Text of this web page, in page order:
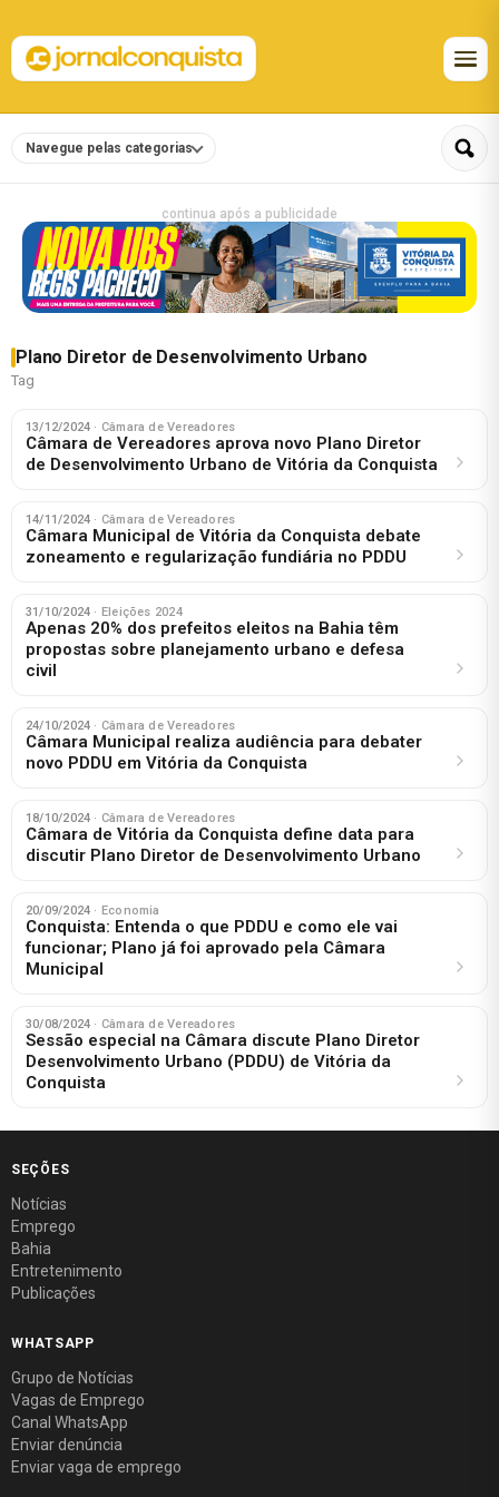
Navegue pelas categorias
continua após a publicidade
Plano Diretor de Desenvolvimento Urbano
Tag
13/12/2024 · Câmara de Vereadores
Câmara de Vereadores aprova novo Plano Diretor
de Desenvolvimento Urbano de Vitória da Conquista
14/11/2024 · Câmara de Vereadores
Câmara Municipal de Vitória da Conquista debate
zoneamento e regularização fundiária no PDDU
31/10/2024 · Eleições 2024
Apenas 20% dos prefeitos eleitos na Bahia têm
propostas sobre planejamento urbano e defesa
civil
24/10/2024 · Câmara de Vereadores
Câmara Municipal realiza audiência para debater
novo PDDU em Vitória da Conquista
18/10/2024 · Câmara de Vereadores
Câmara de Vitória da Conquista define data para
discutir Plano Diretor de Desenvolvimento Urbano
20/09/2024 · Economia
Conquista: Entenda o que PDDU e como ele vai
funcionar; Plano já foi aprovado pela Câmara
Municipal
30/08/2024 · Câmara de Vereadores
Sessão especial na Câmara discute Plano Diretor
Desenvolvimento Urbano (PDDU) de Vitória da
Conquista
SEÇÕES
Notícias
Emprego
Bahia
Entretenimento
Publicações
WHATSAPP
Grupo de Notícias
Vagas de Emprego
Canal WhatsApp
Enviar denúncia
Enviar vaga de emprego